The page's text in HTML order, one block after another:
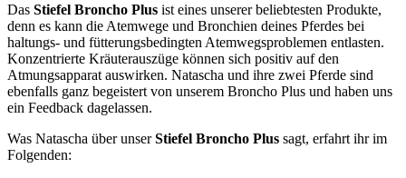
Das Stiefel Broncho Plus ist eines unserer beliebtesten Produkte,
denn es kann die Atemwege und Bronchien deines Pferdes bei
haltungs- und fütterungsbedingten Atemwegsproblemen entlasten.
Konzentrierte Kräuterauszüge können sich positiv auf den
Atmungsapparat auswirken. Natascha und ihre zwei Pferde sind
ebenfalls ganz begeistert von unserem Broncho Plus und haben uns
ein Feedback dagelassen.
Was Natascha über unserStiefel Broncho Plus sagt, erfahrt ihr im
Folgenden: